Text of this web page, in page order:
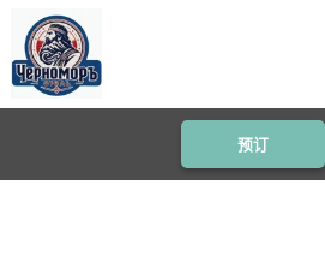
预订